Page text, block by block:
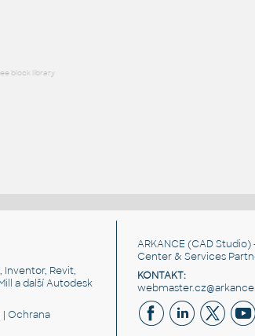
block library
Inventor, Revit,
a další Autodesk
|Ochrana
ARKANCE (CAD Studio)
Center & Services
KONTAKT: